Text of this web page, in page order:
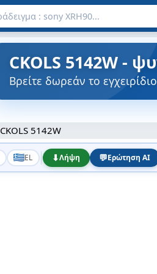
CKOLS 5142W -
Βρείτε δωρεάν το
CKOLS 5142W
EL ⬇Λήψη 💬Ερώτηση AI